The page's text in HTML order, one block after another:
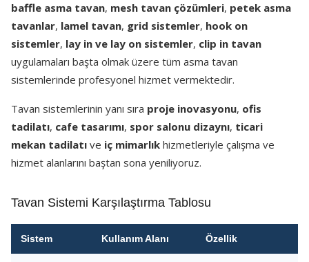
baffle asma tavan, mesh tavan çözümleri, petek asma
tavanlar, lamel tavan, grid sistemler, hook on
sistemler, lay in ve lay on sistemler, clip in tavan
uygulamaları başta olmak üzere tüm asma tavan
sistemlerinde profesyonel hizmet vermektedir.
Tavan sistemlerinin yanı sıra proje inovasyonu, ofis
tadilatı, cafe tasarımı, spor salonu dizaynı, ticari
mekan tadilatı ve iç mimarlık hizmetleriyle çalışma ve
hizmet alanlarını baştan sona yeniliyoruz.
Tavan Sistemi Karşılaştırma Tablosu
Sistem Kullanım Alanı Özellik